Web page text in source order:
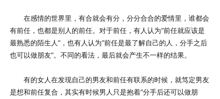
在感情的世界里，有合就会有分，分分合合的爱情里，谁都会
有前任，也都是别人的前任。对于前任，有人认为“前任就应该是
最熟悉的陌生人”，也有人认为“前任是最了解自己的人，分手之后
也可以做朋友”。不同的看法，最后就会产生不一样的结果。
有的女人在发现自己的男友和前任有联系的时候，就笃定男友
是想和前任复合，其实有时候男人只是抱着“分手后还可以做朋